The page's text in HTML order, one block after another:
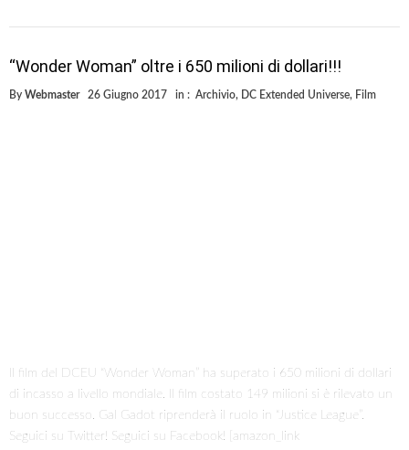
“Wonder Woman” oltre i 650 milioni di dollari!!!
By Webmaster 26 Giugno 2017 in : Archivio, DC Extended Universe, Film
Il film del DCEU “Wonder Woman” ha superato i 650 milioni di dollari
di incasso a livello mondiale. Il film costato 149 milioni si è rilevato un
buon successo. Gal Gadot riprenderà il ruolo in “Justice League”.
Seguici su Twitter! Seguici su Facebook! [amazon_link